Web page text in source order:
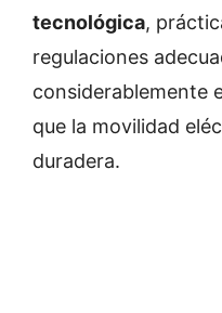
tecnológica,
regulaciones
considerablemente
que la movilidad
duradera.